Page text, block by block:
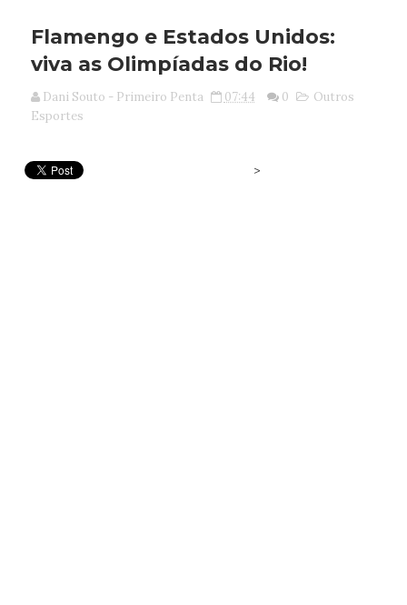
Flamengo e Estados Unidos:
viva as Olimpíadas do Rio!
Dani Souto - Primeiro Penta 07:44 0
Outros
Esportes
>